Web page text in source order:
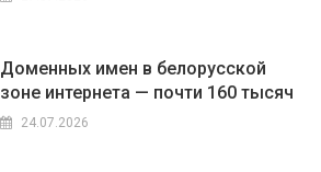
Доменных имен в белорусской
зоне интернета — почти 160 тысяч
24.07.2026